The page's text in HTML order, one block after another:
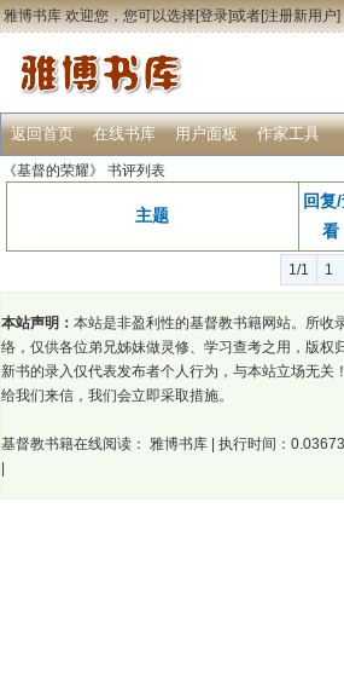
雅博书库 欢迎您，您可以选择[登录]或者[注册新用户]
返回首页 在线书库 用户面板 作家工具
《基督的荣耀》 书评列表
主题
回复
看
1/1 1
本站声明： 本站是非盈利性的基督教书籍网站。所收
络，仅供各位弟兄姊妹做灵修、学习查考之用，版权
新书的录入仅代表发布者个人行为，与本站立场无关
给我们来信，我们会立即采取措施。
基督教书籍在线阅读： 雅博书库 | 执行时间：